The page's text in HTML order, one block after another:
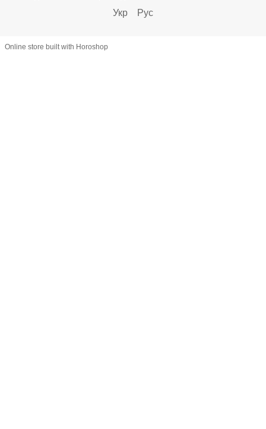
Укр Рус
Online store built with Horoshop